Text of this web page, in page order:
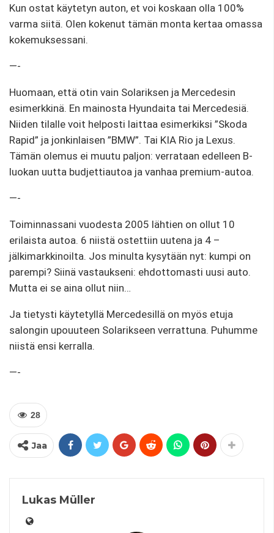
Kun ostat käytetyn auton, et voi koskaan olla 100%
varma siitä. Olen kokenut tämän monta kertaa omassa
kokemuksessani.
—-
Huomaan, että otin vain Solariksen ja Mercedesin
esimerkkinä. En mainosta Hyundaita tai Mercedesiä.
Niiden tilalle voit helposti laittaa esimerkiksi ”Skoda
Rapid” ja jonkinlaisen ”BMW”. Tai KIA Rio ja Lexus.
Tämän olemus ei muutu paljon: verrataan edelleen B-
luokan uutta budjettiautoa ja vanhaa premium-autoa.
—-
Toiminnassani vuodesta 2005 lähtien on ollut 10
erilaista autoa. 6 niistä ostettiin uutena ja 4 –
jälkimarkkinoilta. Jos minulta kysytään nyt: kumpi on
parempi? Siinä vastaukseni: ehdottomasti uusi auto.
Mutta ei se aina ollut niin…
Ja tietysti käytetyllä Mercedesillä on myös etuja
salongin upouuteen Solarikseen verrattuna. Puhumme
niistä ensi kerralla.
—-
28
Jaa
Lukas Müller